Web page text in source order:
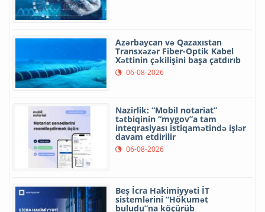
Azərbaycan və Qazaxıstan
Transxəzər Fiber-Optik Kabel
Xəttinin çəkilişini başa çatdırıb
06-08-2026
Nazirlik: “Mobil notariat”
tətbiqinin “mygov”a tam
inteqrasiyası istiqamətində işlər
davam etdirilir
06-08-2026
Beş İcra Hakimiyyəti İT
sistemlərini “Hökumət
buludu”na köçürüb